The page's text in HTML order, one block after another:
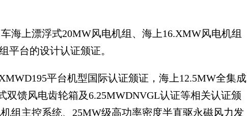
上漂浮式20MW风电机组、海上16.XMW风电机组
平台的设计认证颁证。
平台机型国际认证颁证，海上12.5MW全集成
双馈风电齿轮箱及6.25MWDNVGL认证等相关认证颁
组主控系统、25MW级高功率密度半直驱永磁风力发